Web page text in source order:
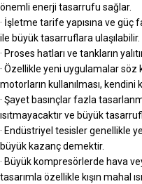
önemli enerji tasarrufu sağlar.
· İşletme tarife yapısına ve
ile büyük tasarruflara ulaşılabilir.
· Proses hatları ve tankların
· Özellikle yeni uygulamalar
motorların kullanılması, kendini
· Şayet basınçlar fazla
ısıtmayacaktır ve büyük
· Endüstriyel tesisler genellikle
büyük kazanç demektir.
· Büyük kompresörlerde hava
tasarımla özellikle kışın mahal